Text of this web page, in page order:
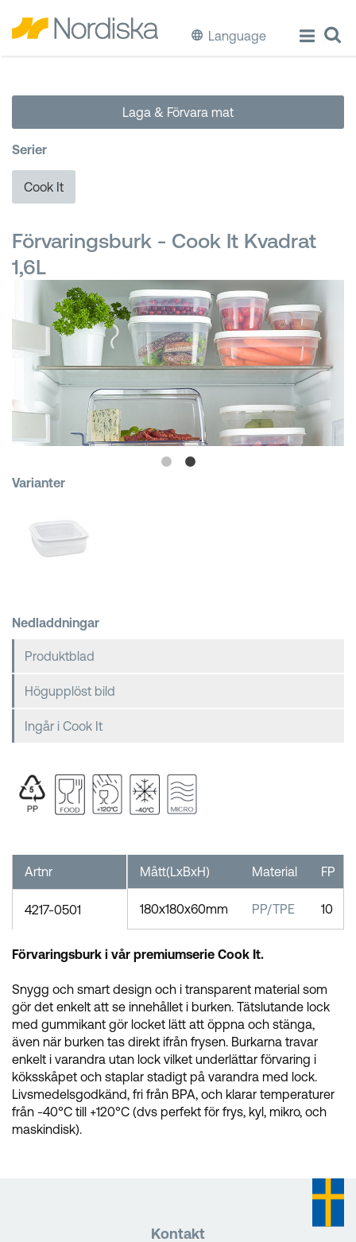
Language
Laga & Förvara mat
Diska & Städa
Förvaring
Källsortering
Hinkar & Tunnor
Laga & Förvara mat
Serier
Cook It
Förvaringsburk - Cook It Kvadrat
1,6L
Varianter
Nedladdningar
Produktblad
Högupplöst bild
Ingår i Cook It
Mått(LxBxH) Material FP
180x180x60mm PP/TPE 10
Artnr
4217-0501
Förvaringsburk i vår premiumserie Cook It.
Snygg och smart design och i transparent material som
gör det enkelt att se innehållet i burken. Tätslutande lock
med gummikant gör locket lätt att öppna och stänga,
även när burken tas direkt ifrån frysen. Burkarna travar
enkelt i varandra utan lock vilket underlättar förvaring i
köksskåpet och staplar stadigt på varandra med lock.
Livsmedelsgodkänd, fri från BPA, och klarar temperaturer
från -40°C till +120°C (dvs perfekt för frys, kyl, mikro, och
maskindisk).
Kontakt